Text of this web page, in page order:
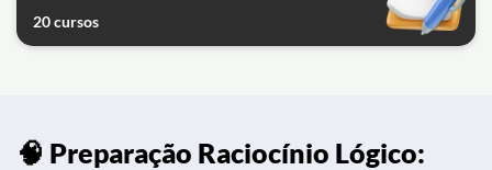
20 cursos
🧠 Preparação Raciocínio Lógico: